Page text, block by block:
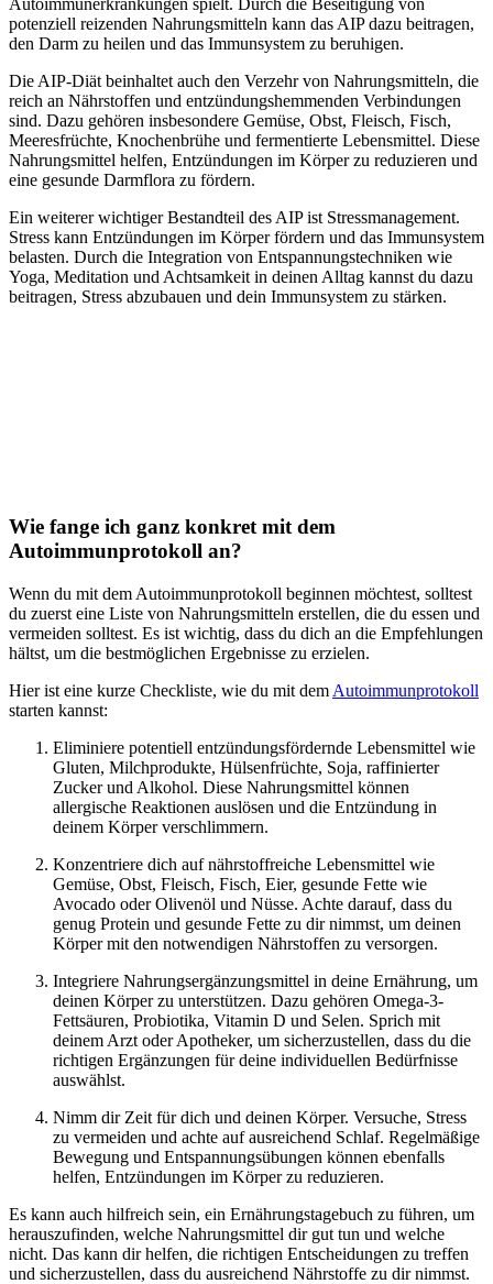
Autoimmunerkrankungen spielt. Durch die Beseitigung von
potenziell reizenden Nahrungsmitteln kann das AIP dazu beitragen,
den Darm zu heilen und das Immunsystem zu beruhigen.
Die AIP-Diät beinhaltet auch den Verzehr von Nahrungsmitteln, die
reich an Nährstoffen und entzündungshemmenden Verbindungen
sind. Dazu gehören insbesondere Gemüse, Obst, Fleisch, Fisch,
Meeresfrüchte, Knochenbrühe und fermentierte Lebensmittel. Diese
Nahrungsmittel helfen, Entzündungen im Körper zu reduzieren und
eine gesunde Darmflora zu fördern.
Ein weiterer wichtiger Bestandteil des AIP ist Stressmanagement.
Stress kann Entzündungen im Körper fördern und das Immunsystem
belasten. Durch die Integration von Entspannungstechniken wie
Yoga, Meditation und Achtsamkeit in deinen Alltag kannst du dazu
beitragen, Stress abzubauen und dein Immunsystem zu stärken.
Wie fange ich ganz konkret mit dem
Autoimmunprotokoll an?
Wenn du mit dem Autoimmunprotokoll beginnen möchtest, solltest
du zuerst eine Liste von Nahrungsmitteln erstellen, die du essen und
vermeiden solltest. Es ist wichtig, dass du dich an die Empfehlungen
hältst, um die bestmöglichen Ergebnisse zu erzielen.
Hier ist eine kurze Checkliste, wie du mit dem Autoimmunprotokoll
starten kannst:
Eliminiere potentiell entzündungsfördernde Lebensmittel wie
Gluten, Milchprodukte, Hülsenfrüchte, Soja, raffinierter
Zucker und Alkohol. Diese Nahrungsmittel können
allergische Reaktionen auslösen und die Entzündung in
deinem Körper verschlimmern.
Konzentriere dich auf nährstoffreiche Lebensmittel wie
Gemüse, Obst, Fleisch, Fisch, Eier, gesunde Fette wie
Avocado oder Olivenöl und Nüsse. Achte darauf, dass du
genug Protein und gesunde Fette zu dir nimmst, um deinen
Körper mit den notwendigen Nährstoffen zu versorgen.
Integriere Nahrungsergänzungsmittel in deine Ernährung, um
deinen Körper zu unterstützen. Dazu gehören Omega-3-
Fettsäuren, Probiotika, Vitamin D und Selen. Sprich mit
deinem Arzt oder Apotheker, um sicherzustellen, dass du die
richtigen Ergänzungen für deine individuellen Bedürfnisse
auswählst.
Nimm dir Zeit für dich und deinen Körper. Versuche, Stress
zu vermeiden und achte auf ausreichend Schlaf. Regelmäßige
Bewegung und Entspannungsübungen können ebenfalls
helfen, Entzündungen im Körper zu reduzieren.
Es kann auch hilfreich sein, ein Ernährungstagebuch zu führen, um
herauszufinden, welche Nahrungsmittel dir gut tun und welche
nicht. Das kann dir helfen, die richtigen Entscheidungen zu treffen
und sicherzustellen, dass du ausreichend Nährstoffe zu dir nimmst.